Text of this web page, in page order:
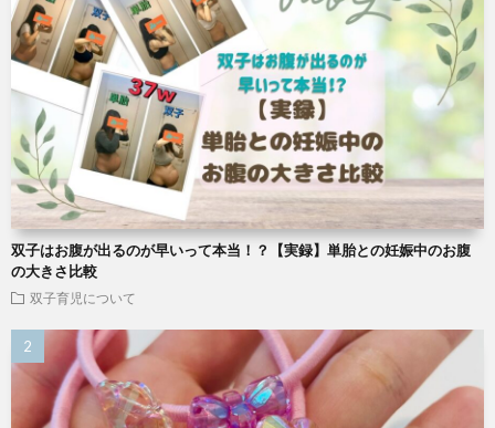
双子はお腹が出るのが早いって本当！？【実録】単胎との妊娠中のお腹
の大きさ比較
双子育児について